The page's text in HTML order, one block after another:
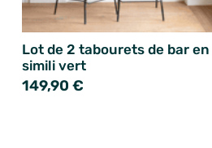
Lot de 2 tabourets de bar en
simili vert
149,90 €